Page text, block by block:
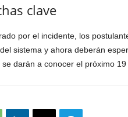
clave
por el incidente, los
sistema y ahora deberán
darán a conocer el próximo